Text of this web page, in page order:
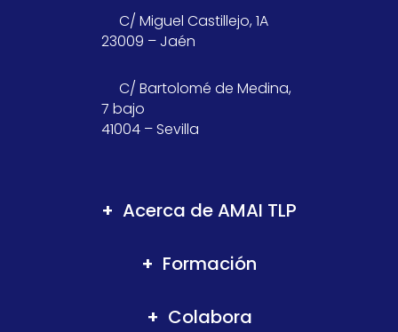
C/ Miguel Castillejo, 1A
23009 – Jaén
C/ Bartolomé de Medina,
7 bajo
41004 – Sevilla
Acerca de AMAI TLP
Formación
Colabora